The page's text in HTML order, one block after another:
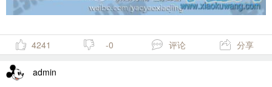
4241 -0 评论 分享
admin